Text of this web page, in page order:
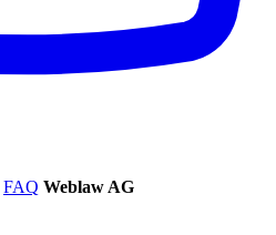
FAQ Weblaw AG